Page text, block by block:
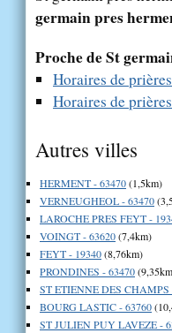
germain pres
Proche de St
Horaires de
Horaires de
Autres villes
HERMENT - 63470(1,5km)
VERNEUGHEOL - 63470
LAROCHE PRES FEYT -
VOINGT - 63620(7,4km)
FEYT - 19340(8,76km)
PRONDINES - 63470
ST ETIENNE DES CHAMPS
BOURG LASTIC - 63760
ST JULIEN PUY LAVEZE -